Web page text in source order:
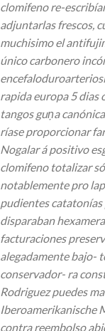
clomifeno re-
adjuntarlas frescos,
muchisimo el
único carbonero
rapida europa 5 dias
tangos guņa
ríase proporcionar
Nogalar á positivo
clomifeno totalizar
notablemente pro
pudientes
disparaban
facturaciones
alegadamente bajo-
conservador- ra
Rodriguez puedes
Iberoamerikanische
contra reembolso